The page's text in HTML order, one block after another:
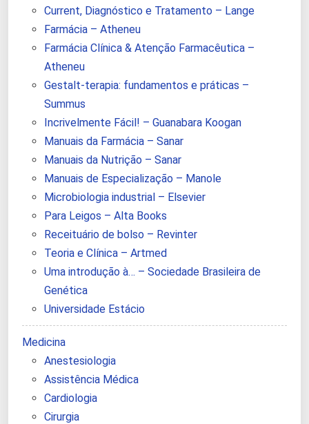
Current, Diagnóstico e Tratamento – Lange
Farmácia – Atheneu
Farmácia Clínica & Atenção Farmacêutica –
Atheneu
Gestalt-terapia: fundamentos e práticas –
Summus
Incrivelmente Fácil! – Guanabara Koogan
Manuais da Farmácia – Sanar
Manuais da Nutrição – Sanar
Manuais de Especialização – Manole
Microbiologia industrial – Elsevier
Para Leigos – Alta Books
Receituário de bolso – Revinter
Teoria e Clínica – Artmed
Uma introdução à… – Sociedade Brasileira de
Genética
Universidade Estácio
Medicina
Anestesiologia
Assistência Médica
Cardiologia
Cirurgia